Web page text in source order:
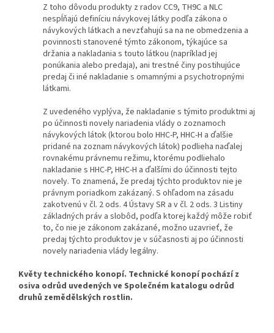
Z toho dôvodu produkty z radov CC9, TH9C a NLC
nespĺňajú definíciu návykovej látky podľa zákona o
návykových látkach a nevzťahujú sa na ne obmedzenia a
povinnosti stanovené týmto zákonom, týkajúce sa
držania a nakladania s touto látkou (napríklad jej
ponúkania alebo predaja), ani trestné činy postihujúce
predaj či iné nakladanie s omamnými a psychotropnými
látkami.
Z uvedeného vyplýva, že nakladanie s týmito produktmi aj
po účinnosti novely nariadenia vlády o zoznamoch
návykových látok (ktorou bolo HHC-P, HHC-H a ďalšie
pridané na zoznam návykových látok) podlieha naďalej
rovnakému právnemu režimu, ktorému podliehalo
nakladanie s HHC-P, HHC-H a ďalšími do účinnosti tejto
novely. To znamená, že predaj týchto produktov nie je
právnym poriadkom zakázaný. S ohľadom na zásadu
zakotvenú v čl. 2 ods. 4 Ústavy SR a v čl. 2 ods. 3 Listiny
základných práv a slobôd, podľa ktorej každý môže robiť
to, čo nie je zákonom zakázané, možno uzavrieť, že
predaj týchto produktov je v súčasnosti aj po účinnosti
novely nariadenia vlády legálny.
Květy technického konopí. Technické konopí pochází z
osiva odrůd uvedených ve Společném katalogu odrůd
druhů zemědělských rostlin.